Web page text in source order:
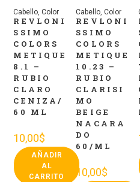
Cabello,Color
REVLONI
SSIMO
COLORS
METIQUE
8.1 –
RUBIO
CLARO
CENIZA/
60 ML
10,00$
AÑADIR
AL
CARRITO
Cabello,Color
REVLONI
SSIMO
COLORS
METIQUE
10.23 –
RUBIO
CLARISI
MO
BEIGE
NACARA
DO
60/ML
10,00$